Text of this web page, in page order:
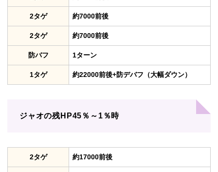
2タゲ 約7000前後
2タゲ 約7000前後
防バフ 1ターン
1タゲ 約22000前後+防デバフ（大幅ダウン）
ジャオの残HP45％～1％時
2タゲ 約17000前後